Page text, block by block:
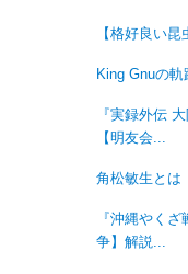
【格好良い
King Gnuの
『実録外伝
【明友会...
角松敏生とは
『沖縄やく
争】解説...